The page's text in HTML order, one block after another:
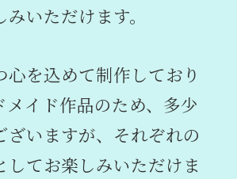
いただけます。
心を込めて制作しており
メイド作品のため、多少
ざいますが、それぞれの
してお楽しみいただけま